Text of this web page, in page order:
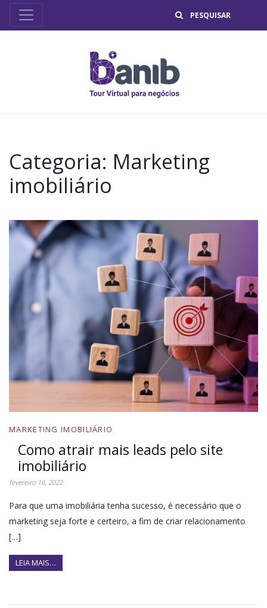
Categoria: Marketing
imobiliário
MARKETING IMOBILIÁRIO
Como atrair mais leads pelo site
imobiliário
fevereiro 16, 2022
Para que uma imobiliária tenha sucesso, é necessário que o
marketing seja forte e certeiro, a fim de criar relacionamento
[…]
LEIA MAIS…